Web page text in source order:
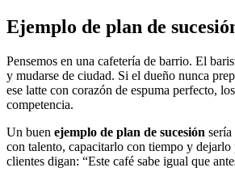
Ejemplo de plan de
Pensemos en una cafetería de barrio. El
y mudarse de ciudad. Si el dueño nunca
ese latte con corazón de espuma perfecto,
competencia.
Un buen ejemplo de plan de sucesión
con talento, capacitarlo con tiempo y dejarlo
clientes digan: “Este café sabe igual que